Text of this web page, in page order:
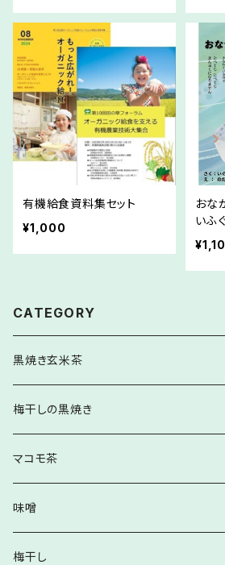
有機給食資料集セット
¥1,000
おな
いふ
CATEGORY
黒焼き玄米茶
梅干しの黒焼き
マコモ茶
味噌
梅干し